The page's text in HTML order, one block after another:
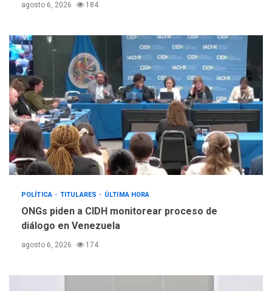
agosto 6, 2026 184
POLÍTICA TITULARES ÚLTIMA HORA
ONGs piden a CIDH monitorear proceso de
diálogo en Venezuela
agosto 6, 2026 174